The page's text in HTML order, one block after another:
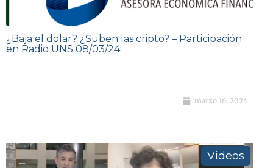
¿Baja el dolar? ¿Suben las cripto? – Participación
en Radio UNS 08/03/24
marzo 16, 2024
Videos